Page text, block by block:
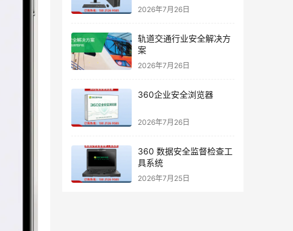
2026年7月26日
轨道交通行业安全解决方
案
2026年7月26日
360企业安全浏览器
2026年7月26日
360 数据安全监督检查工
具系统
2026年7月25日